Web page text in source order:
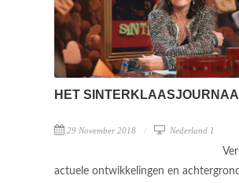
HET
29 November 2018 Nederland 1
actuele ontwikkelingen en